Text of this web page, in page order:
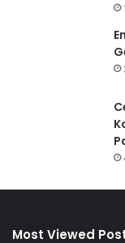
Most Viewed